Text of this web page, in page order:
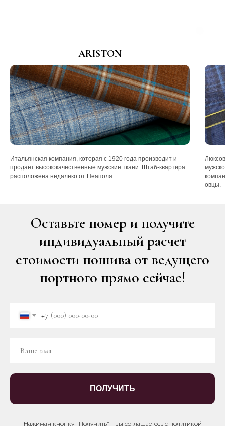
ARISTON
Итальянская компания, которая с 1920 года производит и
продаёт высококачественные мужские ткани. Штаб-квартира
расположена недалеко от Неаполя.
овцы.
Оставьте номер и получите
индивидуальный расчет
стоимости пошива от ведущего
портного прямо сейчас!
+7
ПОЛУЧИТЬ
Нажимая кнопку "Получить" - вы соглашаетесь с политикой